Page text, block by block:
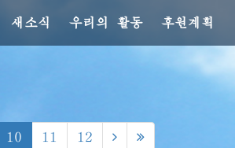
새소식 우리의 활동 후원계획
10 11 12